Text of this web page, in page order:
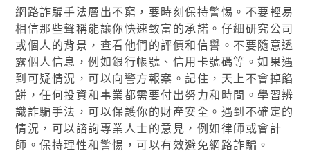
網路詐騙手法層出不窮，要時刻保持警惕。不要輕易
相信那些聲稱能讓你快速致富的承諾。仔細研究公司
或個人的背景，查看他們的評價和信譽。不要隨意透
露個人信息，例如銀行帳號、信用卡號碼等。如果遇
到可疑情況，可以向警方報案。記住，天上不會掉餡
餅，任何投資和事業都需要付出努力和時間。學習辨
識詐騙手法，可以保護你的財產安全。遇到不確定的
情況，可以諮詢專業人士的意見，例如律師或會計
師。保持理性和警惕，可以有效避免網路詐騙。